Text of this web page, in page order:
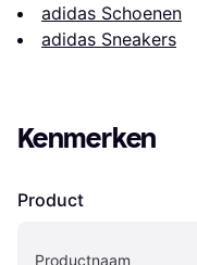
adidas Schoenen
adidas Sneakers
Kenmerken
Product
Productnaam